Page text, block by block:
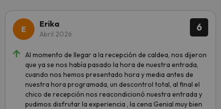
6
Erika
Abril 2026
Al momento de llegar a la recepción de caldea, nos dijeron
que ya se nos había pasado la hora de nuestra entrada,
cuando nos hemos presentado hora y media antes de
nuestra hora programada, un descontrol total, al final el
chico de recepción nos reacondicionó nuestra entrada y
pudimos disfrutar la experiencia , la cena Genial muy bien